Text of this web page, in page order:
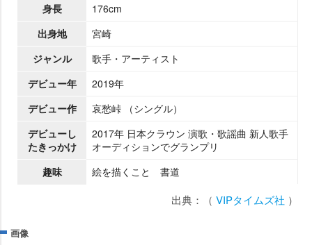
身長
176cm
出身地
宮崎
ジャンル
歌手・アーティスト
デビュー年
2019年
デビュー作
哀愁峠 （シングル）
デビューし
たきっかけ
2017年 日本クラウン 演歌・歌謡曲 新人歌手
オーディションでグランプリ
趣味
絵を描くこと 書道
出典：（ VIPタイムズ社 ）
画像